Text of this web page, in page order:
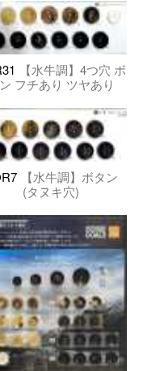
【水牛調】4つ穴 ボ
フチあり ツヤあり
【水牛調】ボタン
(タヌキ穴)